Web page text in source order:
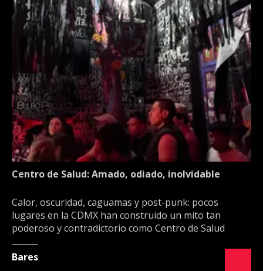
Centro de Salud: Amado, odiado, inolvidable
Calor, oscuridad, caguamas y post-punk: pocos
lugares en la CDMX han construido un mito tan
poderoso y contradictorio como Centro de Salud
Bares